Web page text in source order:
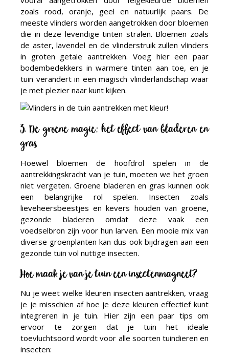
zoals rood, oranje, geel en natuurlijk paars. De
meeste vlinders worden aangetrokken door bloemen
die in deze levendige tinten stralen. Bloemen zoals
de aster, lavendel en de vlinderstruik zullen vlinders
in groten getale aantrekken. Voeg hier een paar
bodembedekkers in warmere tinten aan toe, en je
tuin verandert in een magisch vlinderlandschap waar
je met plezier naar kunt kijken.
3. De groene magie: het effect van bladeren en
gras
Hoewel bloemen de hoofdrol spelen in de
aantrekkingskracht van je tuin, moeten we het groen
niet vergeten. Groene bladeren en gras kunnen ook
een belangrijke rol spelen. Insecten zoals
lieveheersbeestjes en kevers houden van groene,
gezonde bladeren omdat deze vaak een
voedselbron zijn voor hun larven. Een mooie mix van
diverse groenplanten kan dus ook bijdragen aan een
gezonde tuin vol nuttige insecten.
Hoe maak je van je tuin een insectenmagneet?
Nu je weet welke kleuren insecten aantrekken, vraag
je je misschien af hoe je deze kleuren effectief kunt
integreren in je tuin. Hier zijn een paar tips om
ervoor te zorgen dat je tuin het ideale
toevluchtsoord wordt voor alle soorten tuindieren en
insecten: